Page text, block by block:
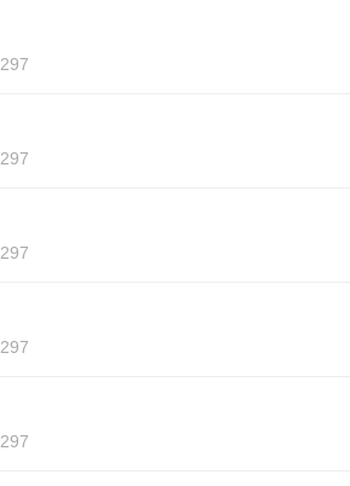
297
297
297
297
297